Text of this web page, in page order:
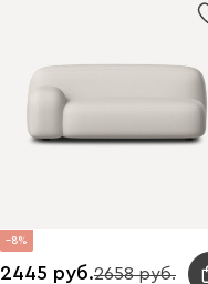
8
2445 2658